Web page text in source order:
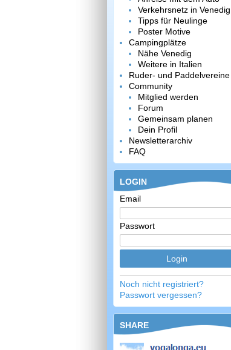
Verkehrsnetz in Venedig
Tipps für Neulinge
Poster Motive
Campingplätze
Nähe Venedig
Weitere in Italien
Ruder- und Paddelvereine
Community
Mitglied werden
Forum
Gemeinsam planen
Dein Profil
Newsletterarchiv
FAQ
LOGIN
Email
Passwort
Noch nicht registriert?
Passwort vergessen?
SHARE